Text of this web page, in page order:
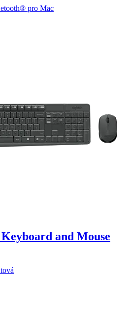
pro Mac
and Mouse